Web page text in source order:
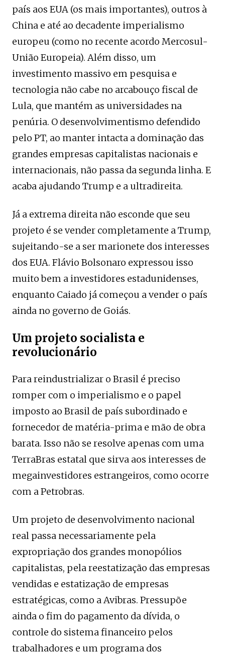
país aos EUA (os mais importantes), outros à
China e até ao decadente imperialismo
europeu (como no recente acordo Mercosul-
União Europeia). Além disso, um
investimento massivo em pesquisa e
tecnologia não cabe no arcabouço fiscal de
Lula, que mantém as universidades na
penúria. O desenvolvimentismo defendido
pelo PT, ao manter intacta a dominação das
grandes empresas capitalistas nacionais e
internacionais, não passa da segunda linha. E
acaba ajudando Trump e a ultradireita.
Já a extrema direita não esconde que seu
projeto é se vender completamente a Trump,
sujeitando-se a ser marionete dos interesses
dos EUA. Flávio Bolsonaro expressou isso
muito bem a investidores estadunidenses,
enquanto Caiado já começou a vender o país
ainda no governo de Goiás.
Um projeto socialista e
revolucionário
Para reindustrializar o Brasil é preciso
romper com o imperialismo e o papel
imposto ao Brasil de país subordinado e
fornecedor de matéria-prima e mão de obra
barata. Isso não se resolve apenas com uma
TerraBras estatal que sirva aos interesses de
megainvestidores estrangeiros, como ocorre
com a Petrobras.
Um projeto de desenvolvimento nacional
real passa necessariamente pela
expropriação dos grandes monopólios
capitalistas, pela reestatização das empresas
vendidas e estatização de empresas
estratégicas, como a Avibras. Pressupõe
ainda o fim do pagamento da dívida, o
controle do sistema financeiro pelos
trabalhadores e um programa dos